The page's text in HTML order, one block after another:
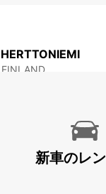
新車のレ